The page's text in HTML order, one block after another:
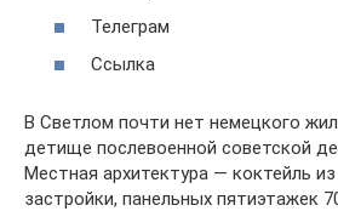
Телеграм
Ссылка
В Светлом почти нет немецкого
детище послевоенной советской
Местная архитектура — коктейль
застройки, панельных пятиэтажек